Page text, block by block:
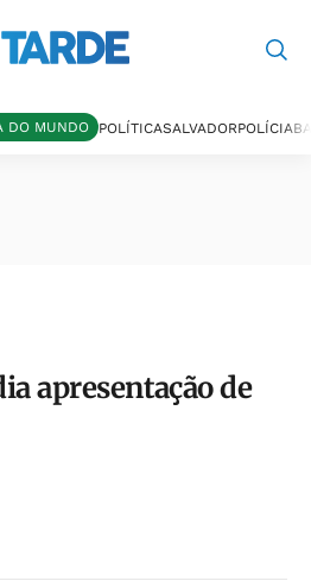
DO MUNDO POLÍTICASALVADORPOLÍCIA
apresentação de